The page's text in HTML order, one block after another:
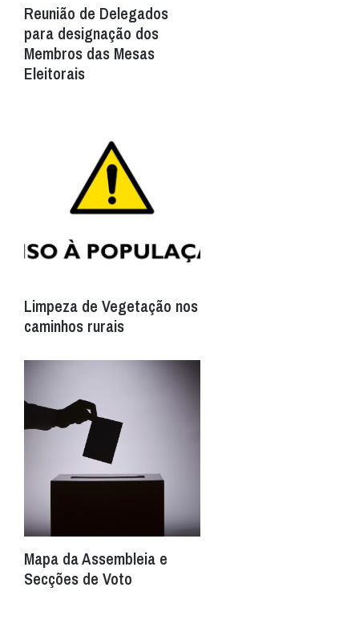
Reunião de Delegados
para designação dos
Membros das Mesas
Eleitorais
Limpeza de Vegetação nos
caminhos rurais
Mapa da Assembleia e
Secções de Voto